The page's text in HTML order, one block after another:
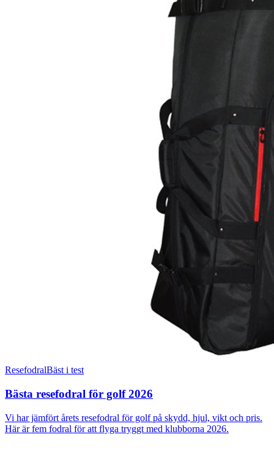
ResefodralBäst i test
Bästa resefodral för golf 2026
Vi har jämfört årets resefodral för golf på skydd, hjul, vikt och pris.
Här är fem fodral för att flyga tryggt med klubborna 2026.